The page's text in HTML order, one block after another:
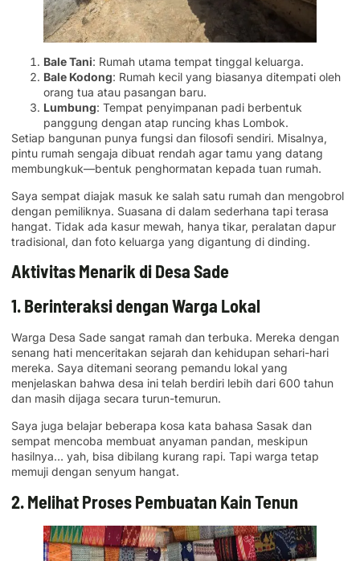
Bale Tani: Rumah utama tempat tinggal keluarga.
Bale Kodong: Rumah kecil yang biasanya ditempati oleh
orang tua atau pasangan baru.
Lumbung: Tempat penyimpanan padi berbentuk
panggung dengan atap runcing khas Lombok.
Setiap bangunan punya fungsi dan filosofi sendiri. Misalnya,
pintu rumah sengaja dibuat rendah agar tamu yang datang
membungkuk—bentuk penghormatan kepada tuan rumah.
Saya sempat diajak masuk ke salah satu rumah dan mengobrol
dengan pemiliknya. Suasana di dalam sederhana tapi terasa
hangat. Tidak ada kasur mewah, hanya tikar, peralatan dapur
tradisional, dan foto keluarga yang digantung di dinding.
Aktivitas Menarik di Desa Sade
1. Berinteraksi dengan Warga Lokal
Warga Desa Sade sangat ramah dan terbuka. Mereka dengan
senang hati menceritakan sejarah dan kehidupan sehari-hari
mereka. Saya ditemani seorang pemandu lokal yang
menjelaskan bahwa desa ini telah berdiri lebih dari 600 tahun
dan masih dijaga secara turun-temurun.
Saya juga belajar beberapa kosa kata bahasa Sasak dan
sempat mencoba membuat anyaman pandan, meskipun
hasilnya… yah, bisa dibilang kurang rapi. Tapi warga tetap
memuji dengan senyum hangat.
2. Melihat Proses Pembuatan Kain Tenun